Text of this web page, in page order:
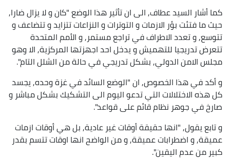
كما أشار السيد عطاف, الى ان تأثير هذا الوضع "كان و لا يزال ضارا,
حيث ما فتئت بؤر الازمات و التوترات و النزاعات تتزايد و تتضاعف و
تتوسع, و تعدد الاطراف في تراجع مستمر, و الأمم المتحدة
تتعرض تدريجيا للتهميش و يدخل احد اجهزتها المركزية, الا وهو
مجلس الامن الدولي, بشكل تدريجي في حالة من الشلل التام".
و أكد في هذا الخصوص, ان "الوضع السائد في غزة وحده, يجسد
كل هذه الاختلالات التي تدعو اليوم الى التشكيك بشكل مباشر و
صارخ في جوهر نظام قائم على قواعد".
و تابع يقول, "انها حقيقة أوقات غير عادية, بل هي أوقات ازمات
عميقة, و اضطرابات عميقة, و من الواضح انها اوقات تتسم بقدر
كبير من عدم اليقين".